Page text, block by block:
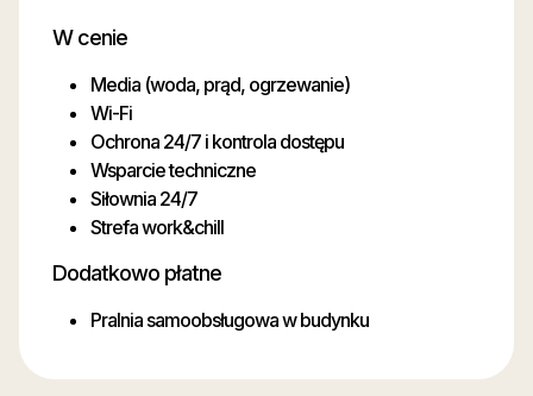
W cenie
Media (woda, prąd, ogrzewanie)
Wi-Fi
Ochrona 24/7 i kontrola dostępu
Wsparcie techniczne
Siłownia 24/7
Strefa work&chill
Dodatkowo płatne
Pralnia samoobsługowa w budynku